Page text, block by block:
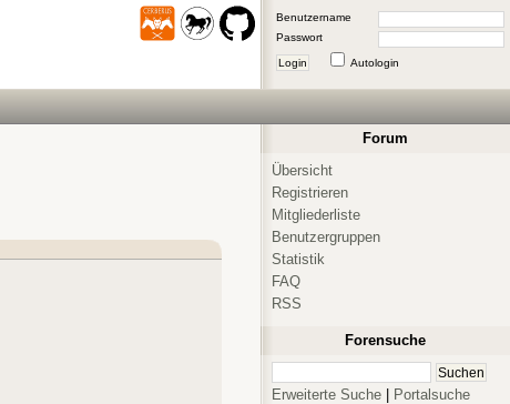
Benutzername
Passwort
Login Autologin
Forum
Übersicht
Registrieren
Mitgliederliste
Benutzergruppen
Statistik
FAQ
RSS
Forensuche
Erweiterte Suche Portalsuche